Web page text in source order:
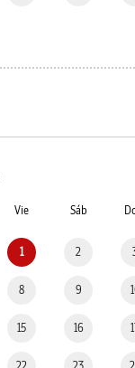
Vie Sáb
1 2
8 9
15 16